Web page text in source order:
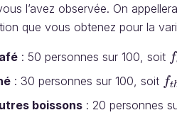
l’avez observée. On
que vous obtenez pour la
: 50 personnes sur 100, soit ff
: 30 personnes sur 100, soit ft
ft
boissons : 20 personnes